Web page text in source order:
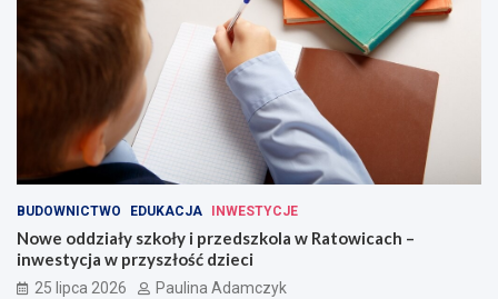
BUDOWNICTWO EDUKACJA INWESTYCJE
Nowe oddziały szkoły i przedszkola w Ratowicach –
inwestycja w przyszłość dzieci
25 lipca 2026 Paulina Adamczyk